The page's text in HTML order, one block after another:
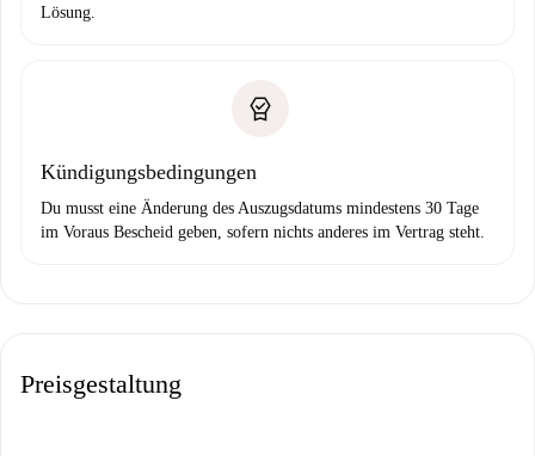
Lösung.
Kündigungsbedingungen
Du musst eine Änderung des Auszugsdatums mindestens 30 Tage
im Voraus Bescheid geben, sofern nichts anderes im Vertrag steht.
Preisgestaltung